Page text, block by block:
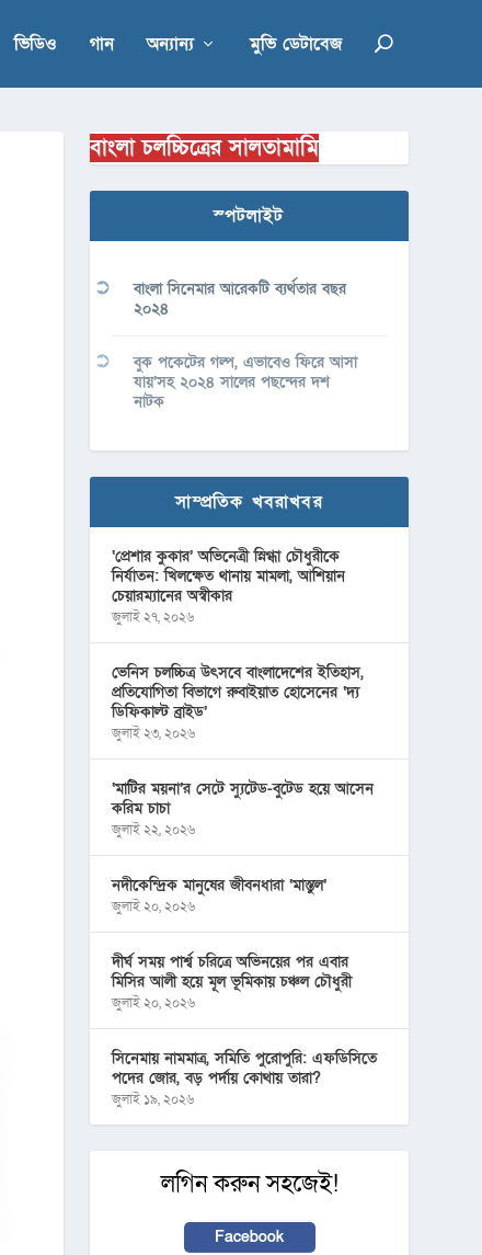
ভিডিও গান অন্যান্য মুভি ডেটাবেজ
বাংলা চলচ্চিত্রের সালতামামি
স্পটলাইট
বাংলা সিনেমার আরেকটি ব্যর্থতার বছর
২০২৪
বুক পকেটের গল্প, এভাবেও ফিরে আসা
যায়’সহ ২০২৪ সালের পছন্দের দশ
নাটক
সাম্প্রতিক খবরাখবর
‘প্রেশার কুকার’ অভিনেত্রী স্নিগ্ধা চৌধুরীকে
নির্যাতন: খিলক্ষেত থানায় মামলা, আশিয়ান
চেয়ারম্যানের অস্বীকার
জুলাই ২৭, ২০২৬
ভেনিস চলচ্চিত্র উৎসবে বাংলাদেশের ইতিহাস,
প্রতিযোগিতা বিভাগে রুবাইয়াত হোসেনের ‘দ্য
ডিফিকাল্ট ব্রাইড’
জুলাই ২৩, ২০২৬
‘মাটির ময়না’র সেটে স্যুটেড-বুটেড হয়ে আসেন
করিম চাচা
জুলাই ২২, ২০২৬
নদীকেন্দ্রিক মানুষের জীবনধারা ‘মাস্তুল’
জুলাই ২০, ২০২৬
দীর্ঘ সময় পার্শ্ব চরিত্রে অভিনয়ের পর এবার
মিসির আলী হয়ে মূল ভূমিকায় চঞ্চল চৌধুরী
জুলাই ২০, ২০২৬
সিনেমায় নামমাত্র, সমিতি পুরোপুরি: এফডিসিতে
পদের জোর, বড় পর্দায় কোথায় তারা?
জুলাই ১৯, ২০২৬
লগিন করুন সহজেই!
Facebook